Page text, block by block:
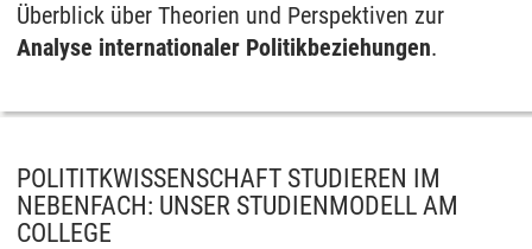
Überblick über Theorien und Perspektiven zur
Analyse internationaler Politikbeziehungen.
POLITITKWISSENSCHAFT STUDIEREN IM
NEBENFACH: UNSER STUDIENMODELL AM
COLLEGE